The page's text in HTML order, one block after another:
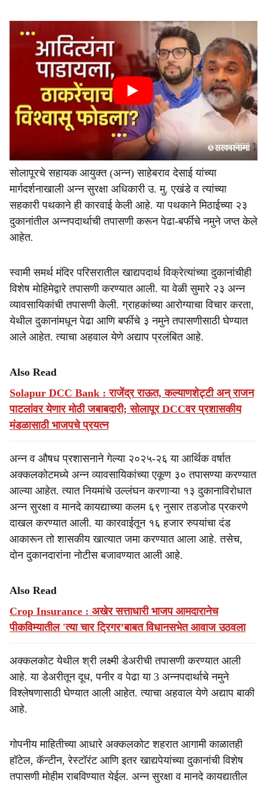
सोलापूरचे सहायक आयुक्त (अन्न) साहेबराव देसाई यांच्या
मार्गदर्शनाखाली अन्न सुरक्षा अधिकारी उ. मु. एखंडे व त्यांच्या
सहकारी पथकाने ही कारवाई केली आहे. या पथकाने मिठाईच्या २३
दुकानांतील अन्नपदार्थाची तपासणी करून पेढा-बर्फीचे नमुने जप्त केले
आहेत.
स्वामी समर्थ मंदिर परिसरातील खाद्यपदार्थ विक्रेत्यांच्या दुकानांचीही
विशेष मोहिमेद्वारे तपासणी करण्यात आली. या वेळी सुमारे २३ अन्न
व्यावसायिकांची तपासणी केली. ग्राहकांच्या आरोग्याचा विचार करता,
येथील दुकानांमधून पेढा आणि बर्फीचे ३ नमुने तपासणीसाठी घेण्यात
आले आहेत. त्याचा अहवाल येणे अद्याप प्रलंबित आहे.
Also Read
Solapur DCC Bank : राजेंद्र राऊत, कल्याणशेट्टी अन्‌ राजन
पाटलांवर येणार मोठी जबाबदारी; सोलापूर DCCवर प्रशासकीय
मंडळासाठी भाजपचे प्रयत्न
अन्न व औषध प्रशासनाने गेल्या २०२५-२६ या आर्थिक वर्षात
अक्कलकोटमध्ये अन्न व्यावसायिकांच्या एकूण ३० तपासण्या करण्यात
आल्या आहेत. त्यात नियमांचे उल्लंघन करणाऱ्या १३ दुकानाविरोधात
अन्न सुरक्षा व मानदे कायद्याच्या कलम ६९ नुसार तडजोड प्रकरणे
दाखल करण्यात आली. या कारवाईतून १६ हजार रुपयांचा दंड
आकारून तो शासकीय खात्यात जमा करण्यात आला आहे. तसेच,
दोन दुकानदारांना नोटीस बजावण्यात आली आहे.
Also Read
Crop Insurance : अखेर सत्ताधारी भाजप आमदारानेच
पीकविम्यातील 'त्या चार ट्रिगर’बाबत विधानसभेत आवाज उठवला
अक्कलकोट येथील श्री लक्ष्मी डेअरीची तपासणी करण्यात आली
आहे. या डेअरीतून दूध, पनीर व पेढा या 3 अन्नपदार्थाचे नमुने
विश्लेषणासाठी घेण्यात आली आहेत. त्याचा अहवाल येणे अद्याप बाकी
आहे.
गोपनीय माहितीच्या आधारे अक्कलकोट शहरात आगामी काळातही
हॉटेल, कॅन्टीन, रेस्टॉरंट आणि इतर खाद्यपेयांच्या दुकानांची विशेष
तपासणी मोहीम राबविण्यात येईल. अन्न सुरक्षा व मानदे कायद्यातील